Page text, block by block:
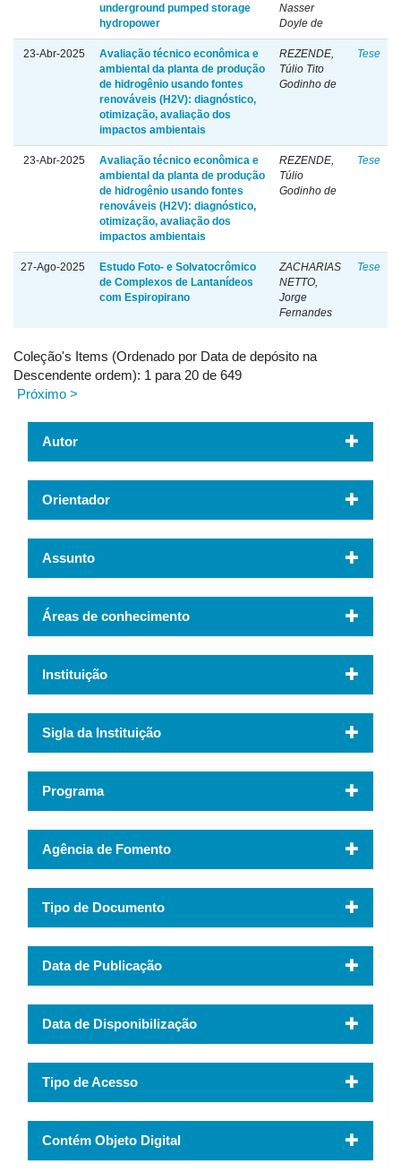
underground pumped storage
hydropower
Nasser
Doyle de
23-Abr-2025
Avaliação técnico econômica e
ambiental da planta de produção
de hidrogênio usando fontes
renováveis (H2V): diagnóstico,
otimização, avaliação dos
impactos ambientais
REZENDE,
Túlio Tito
Godinho de
Tese
23-Abr-2025
Avaliação técnico econômica e
ambiental da planta de produção
de hidrogênio usando fontes
renováveis (H2V): diagnóstico,
otimização, avaliação dos
impactos ambientais
REZENDE,
Túlio
Godinho de
Tese
27-Ago-2025
Estudo Foto- e Solvatocrômico
de Complexos de Lantanídeos
com Espiropirano
ZACHARIAS
NETTO,
Jorge
Fernandes
Tese
Coleção's Items (Ordenado por Data de depósito na
Descendente ordem): 1 para 20 de 649
Próximo >
Autor
Orientador
Assunto
Áreas de conhecimento
Instituição
Sigla da Instituição
Programa
Agência de Fomento
Tipo de Documento
Data de Publicação
Data de Disponibilização
Tipo de Acesso
Contém Objeto Digital